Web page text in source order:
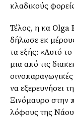
κλαδικούς
Τέλος, η κα
δήλωσε εκ
τα εξής: «Αυτό το
μια από τις
να εξερευνήσει
Ξινόμαυρο στην
λόφους της